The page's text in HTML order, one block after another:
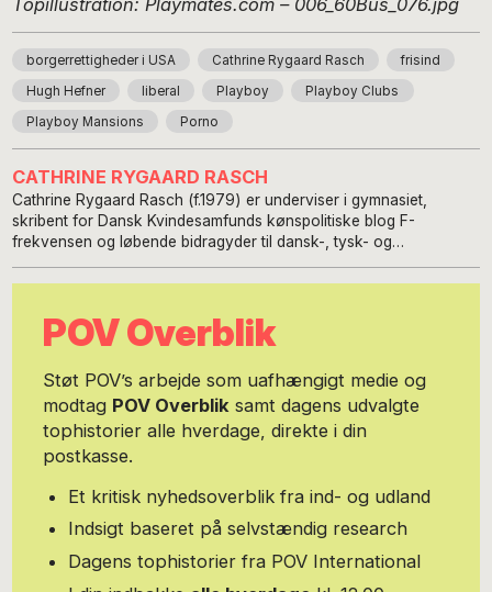
borgerrettigheder i USA Cathrine Rygaard Rasch frisind
Hugh Hefner liberal Playboy Playboy Clubs
Playboy Mansions Porno
CATHRINE RYGAARD RASCH
Cathrine Rygaard Rasch (f.1979) er underviser i gymnasiet,
skribent for Dansk Kvindesamfunds kønspolitiske blog F-
frekvensen og løbende bidragyder til dansk-, tysk- og
Universität Hamburg med speciale i film. Bosat i København og
porno, film, ungdomskultur og visuel kultur. Og Tyskland. Hvis du
vi bidrage til Cathrines arbejde herinde kan du sende hende et
POV Overblik
Støt POV’s arbejde som uafhængigt medie og
modtag POV Overblik samt dagens udvalgte
tophistorier alle hverdage, direkte i din
postkasse.
Et kritisk nyhedsoverblik fra ind- og udland
Indsigt baseret på selvstændig research
Dagens tophistorier fra POV International